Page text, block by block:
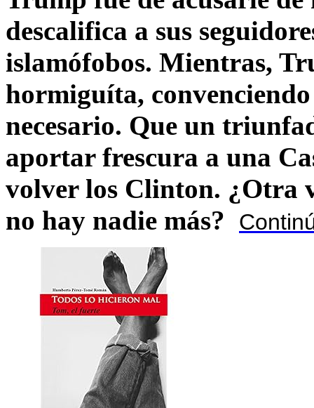
descalifica a sus
islamófobos. Mientras,
hormiguíta,
necesario. Que un
aportar frescura a una
volver los Clinton. ¿Otra
no hay nadie más?